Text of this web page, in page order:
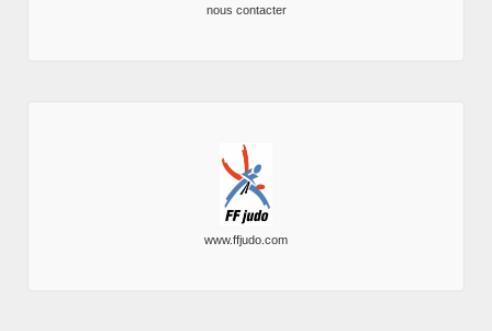
nous contacter
www.ffjudo.com